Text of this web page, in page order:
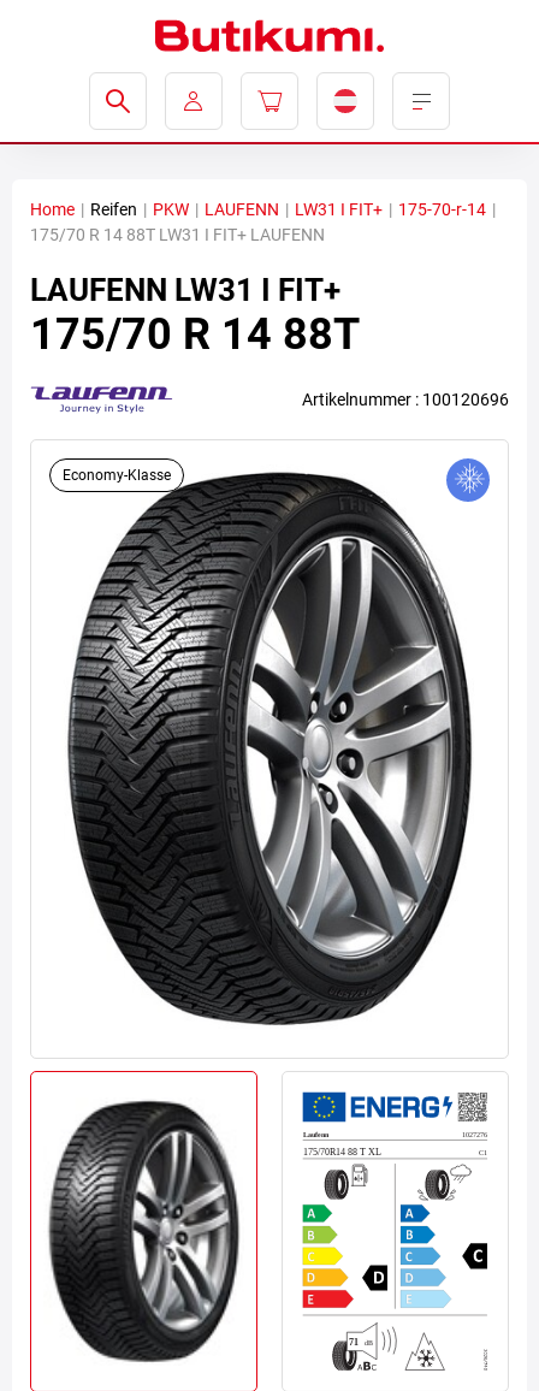
Economy-Klasse
Home | Reifen | PKW | LAUFENN | LW31 I FIT+ | 175-70-r-14 |
175/70 R 14 88T LW31 I FIT+ LAUFENN
LAUFENN LW31 I FIT+
175/70 R 14 88T
Artikelnummer : 100120696